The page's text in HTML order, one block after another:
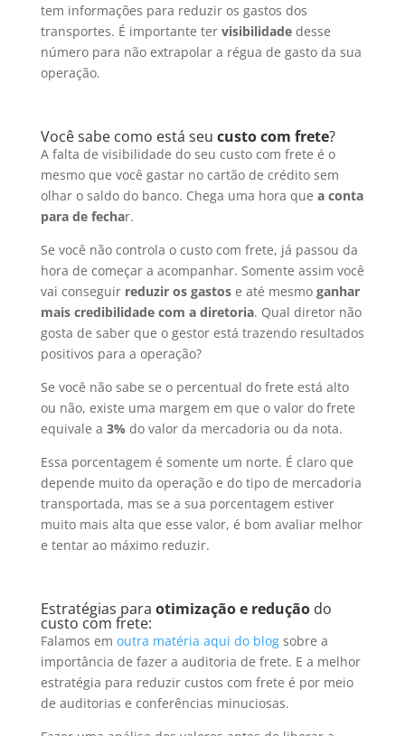
tem informações para reduzir os gastos dos
transportes. É importante ter visibilidade desse
número para não extrapolar a régua de gasto da sua
operação.
Você sabe como está seu custo com frete?
A falta de visibilidade do seu custo com frete é o
mesmo que você gastar no cartão de crédito sem
olhar o saldo do banco. Chega uma hora que a conta
para de fechar.
Se você não controla o custo com frete, já passou da
hora de começar a acompanhar. Somente assim você
vai conseguir reduzir os gastose até mesmo ganhar
mais credibilidade com a diretoria. Qual diretor não
gosta de saber que o gestor está trazendo resultados
positivos para a operação?
Se você não sabe se o percentual do frete está alto
ou não, existe uma margem em que o valor do frete
equivale a 3% do valor da mercadoria ou da nota.
Essa porcentagem é somente um norte. É claro que
depende muito da operação e do tipo de mercadoria
transportada, mas se a sua porcentagem estiver
muito mais alta que esse valor, é bom avaliar melhor
e tentar ao máximo reduzir.
Estratégias para otimização e reduçãodo
custo com frete:
Falamos em outra matéria aqui do blogsobre a
importância de fazer a auditoria de frete. E a melhor
estratégia para reduzir custos com frete é por meio
de auditorias e conferências minuciosas.